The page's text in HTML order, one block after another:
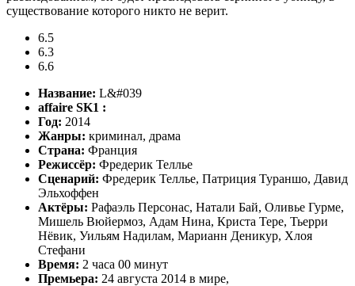
существование которого никто не верит.
6.5
6.3
6.6
Название: L&#039
affaire SK1 :
Год: 2014
Жанры: криминал, драма
Страна: Франция
Режиссёр: Фредерик Теллье
Сценарий: Фредерик Теллье, Патриция Тураншо, Давид
Эльхоффен
Актёры: Рафаэль Персонас, Натали Бай, Оливье Гурме,
Мишель Вюйермоз, Адам Нина, Криста Тере, Тьерри
Нёвик, Уильям Надилам, Марианн Деникур, Хлоя
Стефани
Время: 2 часа 00 минут
Премьера: 24 августа 2014 в мире,